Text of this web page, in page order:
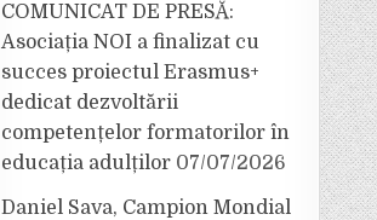
COMUNICAT DE PRESĂ:
Asociația NOI a finalizat cu
succes proiectul Erasmus+
dedicat dezvoltării
competențelor formatorilor în
educația adulților 07/07/2026
Daniel Sava, Campion Mondial